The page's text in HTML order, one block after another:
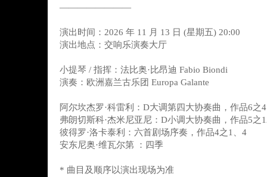
————————
演出时间：2026 年 11 月 13 日 (星期五) 20:00
演出地点：交响乐演奏大厅
小提琴 / 指挥：法比奥·比昂迪 Fabio Biondi
演奏：欧洲嘉兰古乐团 Europa Galante
阿尔坎杰罗·科雷利：D大调第四大协奏曲，作品6之4
弗朗切斯科·杰米尼亚尼：D小调大协奏曲，作品5之
彼得罗·洛卡泰利：六首剧场序奏，作品4之1、4
安东尼奥·维瓦尔第 ：四季
* 曲目及顺序以演出现场为准